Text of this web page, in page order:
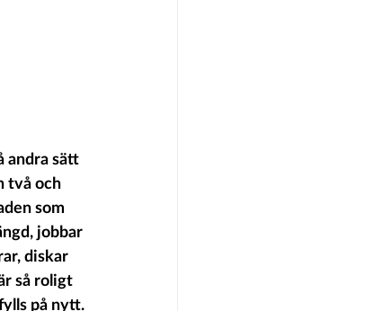
andra sätt
två och
som
jobbar
diskar
så roligt
på nytt.